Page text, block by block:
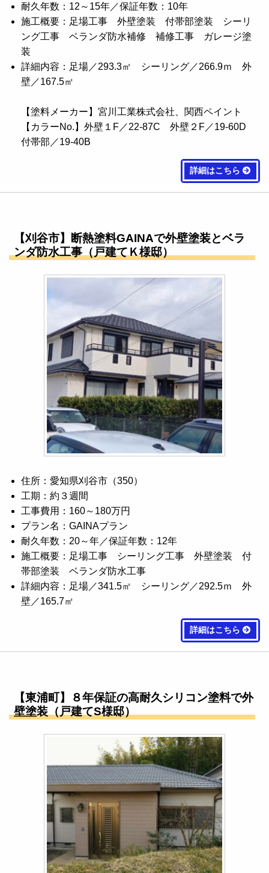
耐久年数：12～15年／保証年数：10年
施工概要：足場工事 外壁塗装 付帯部塗装 シーリ
ング工事 ベランダ防水補修 補修工事 ガレージ塗
装
詳細内容：足場／293.3㎡ シーリング／266.9ｍ 外
壁／167.5㎡
【塗料メーカー】宮川工業株式会社、関西ペイント
【カラーNo.】外壁１F／22-87C 外壁２F／19-60D
付帯部／19-40B
詳細はこちら
【刈谷市】断熱塗料GAINAで外壁塗装とベラ
ンダ防水工事（戸建てＫ様邸）
住所：愛知県刈谷市（350）
工期：約３週間
工事費用：160～180万円
プラン名：GAINAプラン
耐久年数：20～年／保証年数：12年
施工概要：足場工事 シーリング工事 外壁塗装 付
帯部塗装 ベランダ防水工事
詳細内容：足場／341.5㎡ シーリング／292.5ｍ 外
壁／165.7㎡
詳細はこちら
【東浦町】８年保証の高耐久シリコン塗料で外
壁塗装（戸建てS様邸）